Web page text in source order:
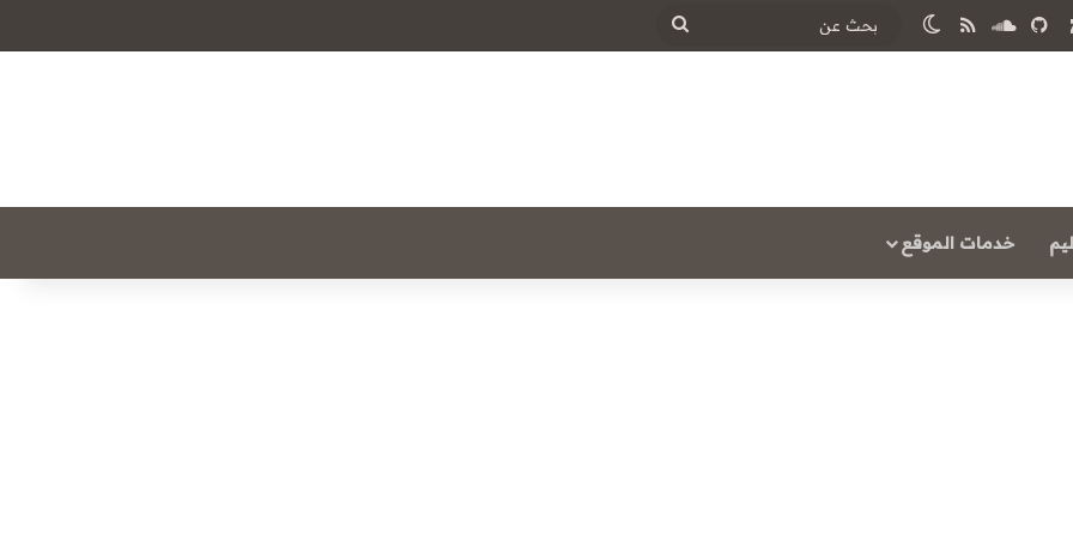
‏DeviantArt ساوند كلاود
ملخص الموقع RSS
الوضع المظلم
بحث
خدمات الموقع